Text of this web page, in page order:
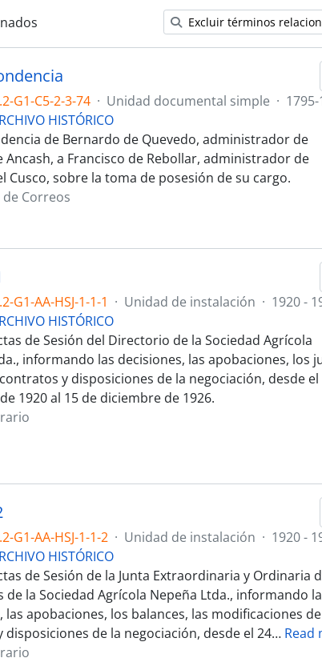
Excluir términos
G1-C5-2-3-74 · Unidad documental simple ·
HISTÓRICO
de Bernardo de Quevedo, administrador de
Ancash, a Francisco de Rebollar, administrador de
Cusco, sobre la toma de posesión de su cargo.
de Correos
G1-AA-HSJ-1-1-1 · Unidad de instalación · 1920 -
HISTÓRICO
de Sesión del Directorio de la Sociedad Agrícola
informando las decisiones, las apobaciones, los
y disposiciones de la negociación, desde el
1920 al 15 de diciembre de 1926.
G1-AA-HSJ-1-1-2 · Unidad de instalación · 1920 -
HISTÓRICO
de Sesión de la Junta Extraordinaria y Ordinaria
de la Sociedad Agrícola Nepeña Ltda., informando
las apobaciones, los balances, las modificaciones de
disposiciones de la negociación, desde el 24… Read